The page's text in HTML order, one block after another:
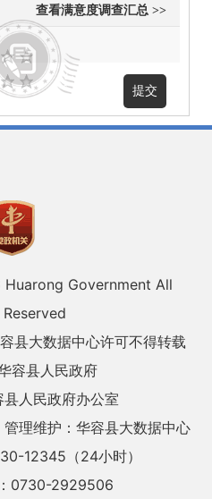
查看满意度调查汇总 >>
Government All
县大数据中心许可不得转载
容县人民政府
人民政府办公室
管理维护：华容县大数据中心
12345（24小时）
0730-2929506